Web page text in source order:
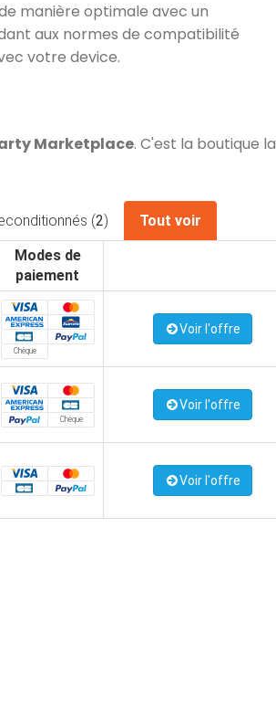
manière optimale avec un
aux normes de compatibilité
votre device.
Marketplace. C'est la boutique la
(2) Tout voir
Modes de
paiement
Chèque
Voir l'offre
Chèque
Voir l'offre
Voir l'offre